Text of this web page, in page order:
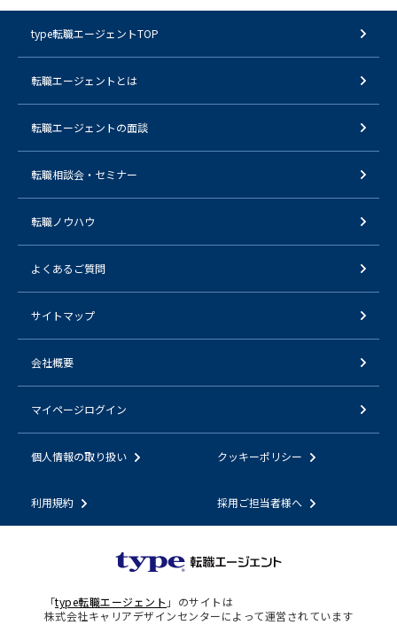
type転職エージェントTOP
転職エージェントとは
転職エージェントの面談
転職相談会・セミナー
転職ノウハウ
よくあるご質問
サイトマップ
会社概要
マイページログイン
個人情報の取り扱い クッキーポリシー
利用規約 採用ご担当者様へ
「type転職エージェント 」のサイトは
株式会社キャリアデザインセンターによって運営されています